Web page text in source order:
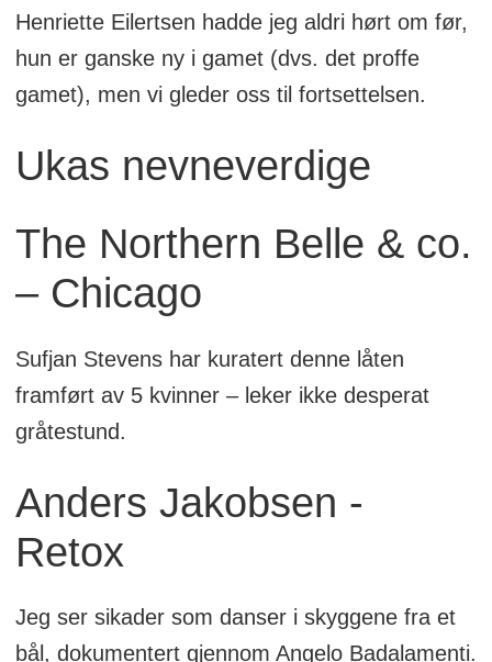
Henriette Eilertsen hadde jeg aldri hørt om før,
hun er ganske ny i gamet (dvs. det proffe
gamet), men vi gleder oss til fortsettelsen.
Ukas nevneverdige
The Northern Belle & co.
– Chicago
Sufjan Stevens har kuratert denne låten
framført av 5 kvinner – leker ikke desperat
gråtestund.
Anders Jakobsen -
Retox
Jeg ser sikader som danser i skyggene fra et
bål, dokumentert gjennom Angelo Badalamenti.